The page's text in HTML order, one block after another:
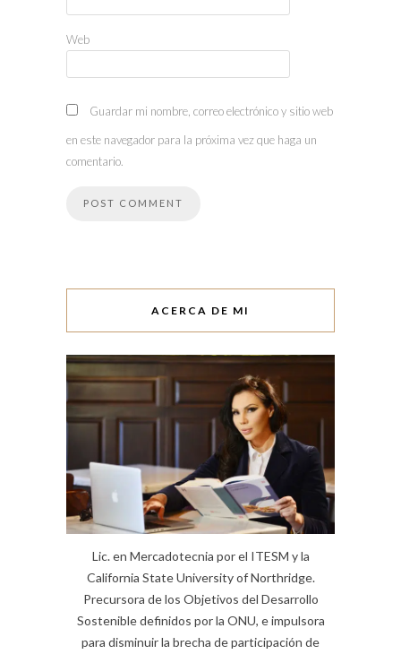
Web
Guardar mi nombre, correo electrónico y sitio web
en este navegador para la próxima vez que haga un
comentario.
ACERCA DE MI
Lic. en Mercadotecnia por el ITESM y la
California State University of Northridge.
Precursora de los Objetivos del Desarrollo
Sostenible definidos por la ONU, e impulsora
para disminuir la brecha de participación de